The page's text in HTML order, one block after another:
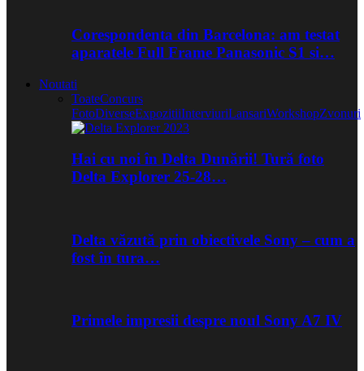
Corespondenta din Barcelona: am testat
aparatele Full Frame Panasonic S1 si…
Noutati
ToateConcurs
FotoDiverseExpozitiiInterviuriLansariWorkshopZvonuri
Hai cu noi în Delta Dunării! Tură foto
Delta Explorer 25-28…
Delta văzută prin obiectivele Sony – cum a
fost în tura…
Primele impresii despre noul Sony A7 IV